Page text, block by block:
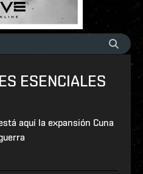
ESENCIALES
aquí la expansión Cuna